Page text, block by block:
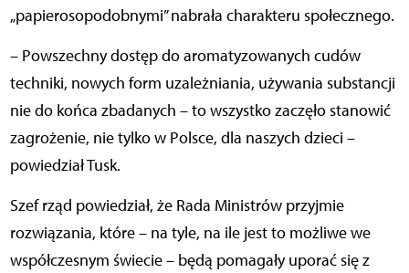
„papierosopodobnymi” nabrała charakteru społecznego.
– Powszechny dostęp do aromatyzowanych cudów
techniki, nowych form uzależniania, używania substancji
nie do końca zbadanych – to wszystko zaczęło stanowić
zagrożenie, nie tylko w Polsce, dla naszych dzieci –
powiedział Tusk.
Szef rząd powiedział, że Rada Ministrów przyjmie
rozwiązania, które – na tyle, na ile jest to możliwe we
współczesnym świecie – będą pomagały uporać się z